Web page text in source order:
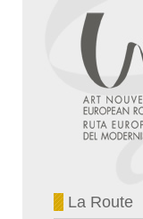
La Route